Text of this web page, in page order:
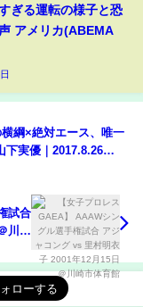
ぎる運転の様子と恐
アメリカ(ABEMA
綱×絶対エース、唯一
下実優｜2017.8.26
試合
川崎